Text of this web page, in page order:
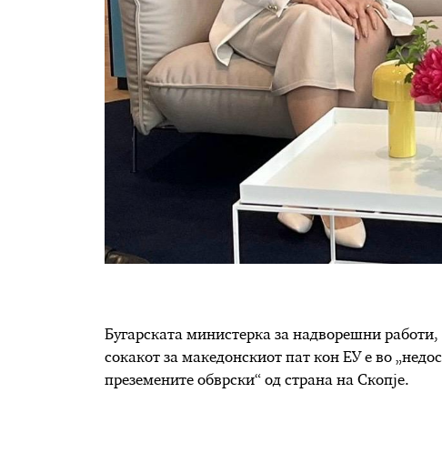
Бугарската министерка за надворешни
сокакот за македонскиот пат кон ЕУ е во
преземените обврски“ од страна на Скопје.